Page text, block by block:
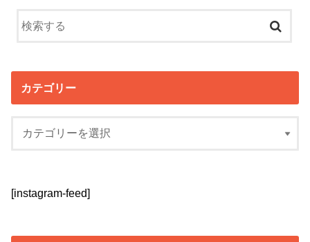
カテゴリー
[instagram-feed]